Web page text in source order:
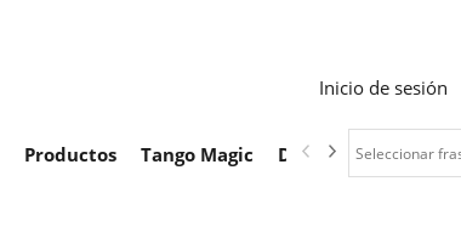
Inicio de sesión
Productos Tango Magic Descargas